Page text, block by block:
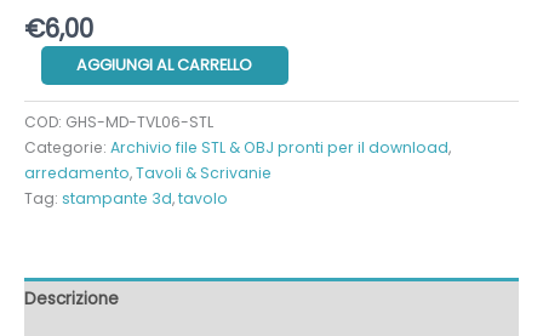
€6,00
Scrivania
futuristica
quantità
AGGIUNGI AL CARRELLO
COD: GHS-MD-TVL06-STL
Categorie: Archivio file STL & OBJ pronti per il download,
arredamento,Tavoli & Scrivanie
Tag: stampante 3d,tavolo
Descrizione